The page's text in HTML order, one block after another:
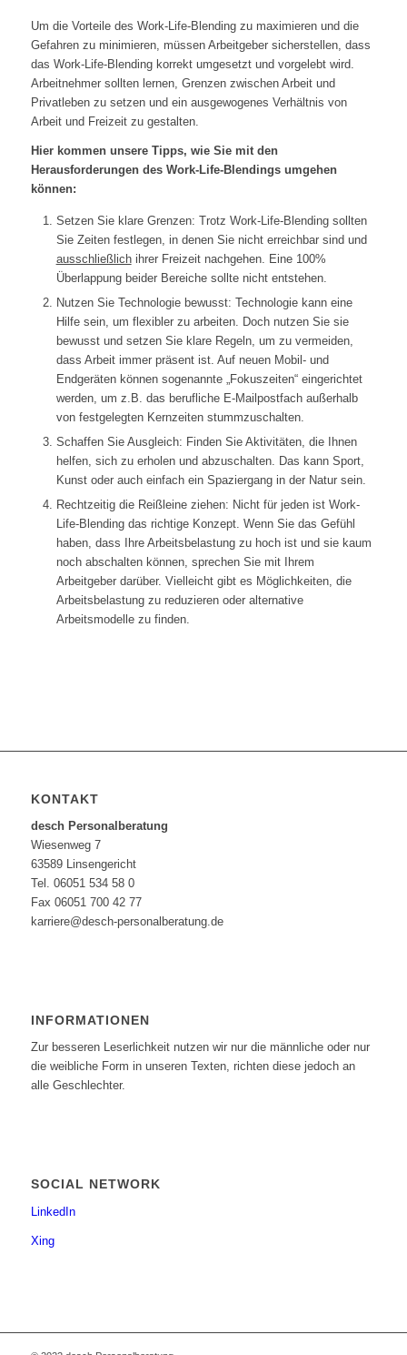
Um die Vorteile des Work-Life-Blending zu maximieren und die
Gefahren zu minimieren, müssen Arbeitgeber sicherstellen, dass
das Work-Life-Blending korrekt umgesetzt und vorgelebt wird.
Arbeitnehmer sollten lernen, Grenzen zwischen Arbeit und
Privatleben zu setzen und ein ausgewogenes Verhältnis von
Arbeit und Freizeit zu gestalten.
Hier kommen unsere Tipps, wie Sie mit den
Herausforderungen des Work-Life-Blendings umgehen
können:
Setzen Sie klare Grenzen: Trotz Work-Life-Blending sollten
Sie Zeiten festlegen, in denen Sie nicht erreichbar sind und
ausschließlichihrer Freizeit nachgehen. Eine 100%
Überlappung beider Bereiche sollte nicht entstehen.
Nutzen Sie Technologie bewusst: Technologie kann eine
Hilfe sein, um flexibler zu arbeiten. Doch nutzen Sie sie
bewusst und setzen Sie klare Regeln, um zu vermeiden,
dass Arbeit immer präsent ist. Auf neuen Mobil- und
Endgeräten können sogenannte „Fokuszeiten“ eingerichtet
werden, um z.B. das berufliche E-Mailpostfach außerhalb
von festgelegten Kernzeiten stummzuschalten.
Schaffen Sie Ausgleich: Finden Sie Aktivitäten, die Ihnen
helfen, sich zu erholen und abzuschalten. Das kann Sport,
Kunst oder auch einfach ein Spaziergang in der Natur sein.
Rechtzeitig die Reißleine ziehen: Nicht für jeden ist Work-
Life-Blending das richtige Konzept. Wenn Sie das Gefühl
haben, dass Ihre Arbeitsbelastung zu hoch ist und sie kaum
noch abschalten können, sprechen Sie mit Ihrem
Arbeitgeber darüber. Vielleicht gibt es Möglichkeiten, die
Arbeitsbelastung zu reduzieren oder alternative
Arbeitsmodelle zu finden.
KONTAKT
desch Personalberatung
Wiesenweg 7
63589 Linsengericht
Tel. 06051 534 58 0
Fax 06051 700 42 77
karriere@desch-personalberatung.de
INFORMATIONEN
Zur besseren Leserlichkeit nutzen wir nur die männliche oder nur
die weibliche Form in unseren Texten, richten diese jedoch an
alle Geschlechter.
SOCIAL NETWORK
LinkedIn
Xing